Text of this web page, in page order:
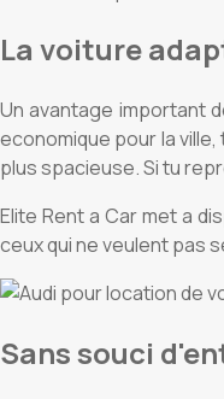
La voiture
Un avantage important
economique pour la
plus spacieuse. Si tu
Elite Rent a Car met a
ceux qui ne veulent pas
Sans souci